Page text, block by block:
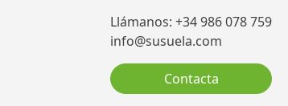
Llámanos: +34 986 078 759
info@susuela.com
Contacta